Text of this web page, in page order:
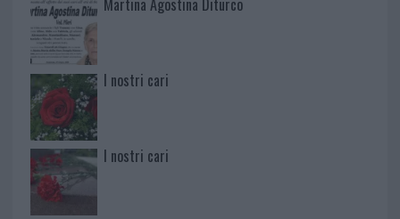
Martina Agostina Diturco
I nostri cari
I nostri cari